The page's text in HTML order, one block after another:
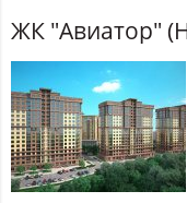
ЖК "Авиатор"